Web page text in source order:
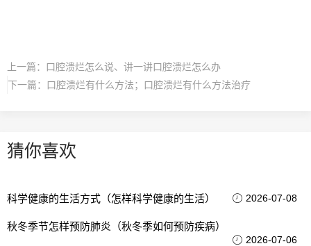
上一篇：
口腔溃烂怎么说、讲一讲口腔溃烂怎么办
下一篇：
口腔溃烂有什么方法；口腔溃烂有什么方法治疗
猜你喜欢
科学健康的生活方式（怎样科学健康的生活） 2026-07-08
秋冬季节怎样预防肺炎（秋冬季如何预防疾病）
2026-07-06